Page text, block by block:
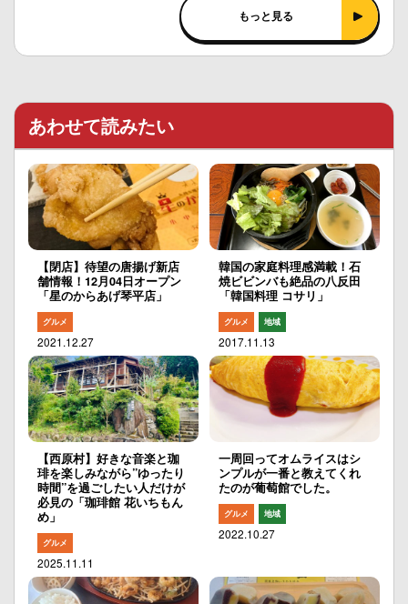
もっと見る
あわせて読みたい
【閉店】待望の唐揚げ新店
舗情報！12月04日オープン
「星のからあげ琴平店」
グルメ
2021.12.27
韓国の家庭料理感満載！石
焼ビビンバも絶品の八反田
「韓国料理 コサリ」
グルメ 地域
2017.11.13
【西原村】好きな音楽と珈
琲を楽しみながら”ゆったり
時間”を過ごしたい人だけが
必見の「珈琲館 花いちもん
め」
グルメ
2025.11.11
一周回ってオムライスはシ
ンプルが一番と教えてくれ
たのが葡萄館でした。
グルメ 地域
2022.10.27